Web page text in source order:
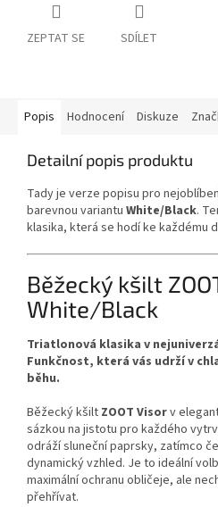
ZEPTAT SE SDÍLET
Popis Hodnocení Diskuze
Detailní popis produktu
Tady je verze popisu pro
barevnou variantu White/Black.
klasika, která se hodí ke každému
Běžecký kšilt
White/Black
Triatlonová klasika v
Funkčnost, která vás udrží v
běhu.
Běžecký kšilt ZOOT Visorv
sázkou na jistotu pro každého
odráží sluneční paprsky, zatímco
dynamický vzhled. Je to ideální
maximální ochranu obličeje, ale
přehřívat.